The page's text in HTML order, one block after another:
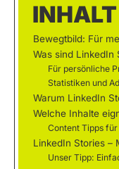
INHALT
Bewegtbild: Für
Was sind LinkedIn
Für persönliche
Statistiken und
Warum LinkedIn
Welche Inhalte
Content Tipps
LinkedIn Stories –
Unser Tipp: